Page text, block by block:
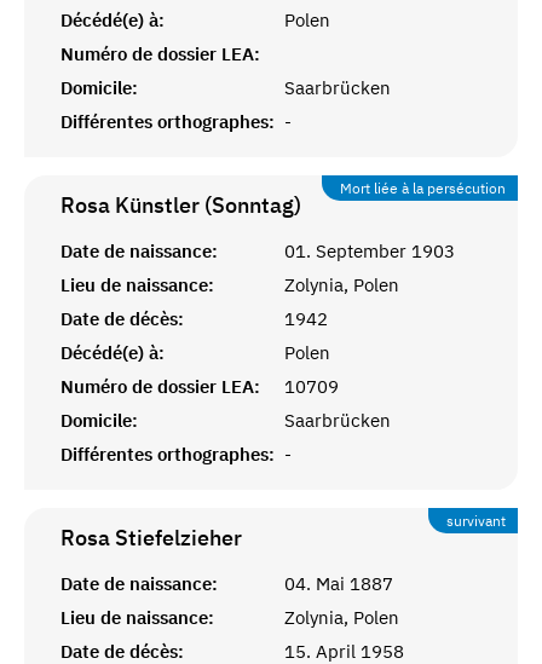
Décédé(e) à:
Polen
Numéro de dossier LEA:
Domicile:
Saarbrücken
Différentes orthographes: -
Mort liée à la persécution
Rosa Künstler (Sonntag)
Date de naissance:
01. September 1903
Lieu de naissance:
Zolynia, Polen
Date de décès:
1942
Décédé(e) à:
Polen
Numéro de dossier LEA:
10709
Domicile:
Saarbrücken
Différentes orthographes: -
survivant
Rosa Stiefelzieher
Date de naissance:
04. Mai 1887
Lieu de naissance:
Zolynia, Polen
Date de décès:
15. April 1958